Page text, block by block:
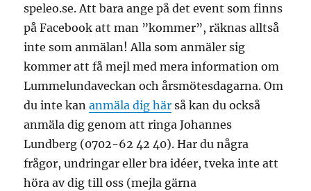
speleo.se. Att bara ange på det event som finns
på Facebook att man ”kommer”, räknas alltså
inte som anmälan! Alla som anmäler sig
kommer att få mejl med mera information om
Lummelundaveckan och årsmötesdagarna. Om
du inte kananmäla dig här så kan du också
anmäla dig genom att ringa Johannes
Lundberg (0702-62 42 40). Har du några
frågor, undringar eller bra idéer, tveka inte att
höra av dig till oss (mejla gärna